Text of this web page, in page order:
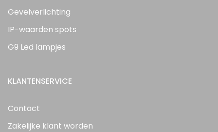
Gevelverlichting
IP-waarden spots
G9 Led lampjes
KLANTENSERVICE
Contact
Zakelijke klant worden